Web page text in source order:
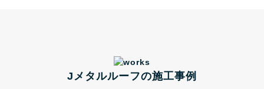
Jメタルルーフの施工事例